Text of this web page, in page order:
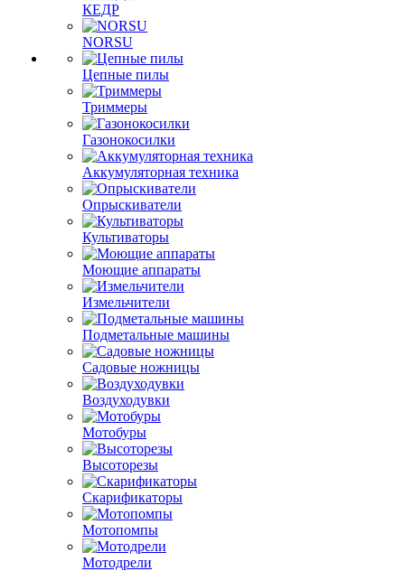
КЕДР
NORSU
Цепные пилы
Триммеры
Газонокосилки
Аккумуляторная техника
Опрыскиватели
Культиваторы
Моющие аппараты
Измельчители
Подметальные машины
Садовые ножницы
Воздуходувки
Мотобуры
Высоторезы
Скарификаторы
Мотопомпы
Мотодрели